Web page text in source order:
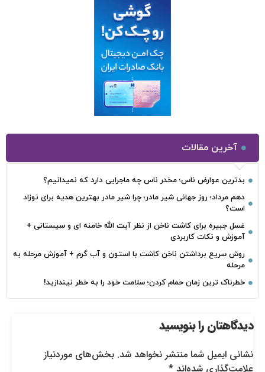
آخرین مقالات
بدترین عوارض ناس؛ مخدر ناس چه ماجرایی دارد که نمیدانیم؟
دهم مرداد؛ روز جهانی شیر مادر؛ چرا شیر مادر بهترین هدیه برای نوزاد
است؟
غسل جبیره برای کاشت ناخن از نظر آیت الله خامنه ای و سیستانی +
آموزش و نکات کاربردی
روش سریع برداشتن ناخن کاشت با استون و آب گرم + آموزش مرحله به
مرحله
خطرناک‌ ترین زمان‌ حمام کردن؛ سلامت خود را به خطر نیندازید!
دیدگاهتان را بنویسید
نشانی ایمیل شما منتشر نخواهد شد. بخش‌های موردنیاز
علامت‌گذاری شده‌اند*